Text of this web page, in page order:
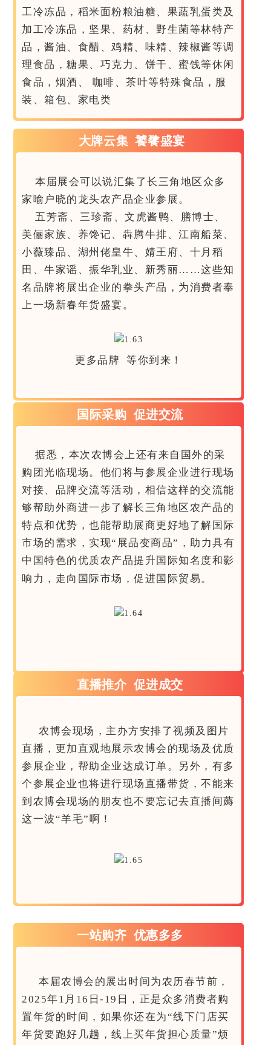
工冷冻品，稻米面粉粮油糖、果蔬乳蛋类及
加工冷冻品，坚果、药材、野生菌等林特产
品，酱油、食醋、鸡精、味精、辣椒酱等调
理食品，糖果、巧克力、饼干、蜜饯等休闲
食品，烟酒、 咖啡、茶叶等特殊食品，服
装、箱包、家电类
大牌云集 饕餮盛宴
本届展会可以说汇集了长三角地区众多
家喻户晓的龙头农产品企业参展。
五芳斋、三珍斋、文虎酱鸭、膳博士、
美俪家族、养馋记、犇腾牛排、江南船菜、
小薇臻品、湖州佬皇牛、婧王府、十月稻
田、牛家谣、振华乳业、 新秀丽……这些知
名品牌将展出企业的拳头产品，为消费者奉
上一场新春年货盛宴。
更多品牌 等你到来！
国际采购 促进交流
据悉，本次农博会上还有来自国外的采
购团光临现场。他们将与参展企业进行现场
对接、品牌交流等活动，相信这样的交流能
够帮助外商进一步了解长三角地区农产品的
特点和优势，也能帮助展商更好地了解国际
市场的需求，实现“展品变商品”，助力具有
中国特色的优质农产品提升国际知名度和影
响力，走向国际市场，促进国际贸易。
直播推介 促进成交
农博会现场，主办方安排了视频及图片
直播，更加直观地展示农博会的现场及优质
参展企业，帮助企业达成订单。另外，有多
个参展企业也将进行现场直播带货，不能来
到农博会现场的朋友也不要忘记去直播间薅
这一波“羊毛”啊！
一站购齐 优惠多多
本届农博会的展出时间为农历春节前，
2025年1月16日-19日，正是众多消费者购
置年货的时间，如果你还在为“线下门店买
年货要跑好几趟，线上买年货担心质量”烦